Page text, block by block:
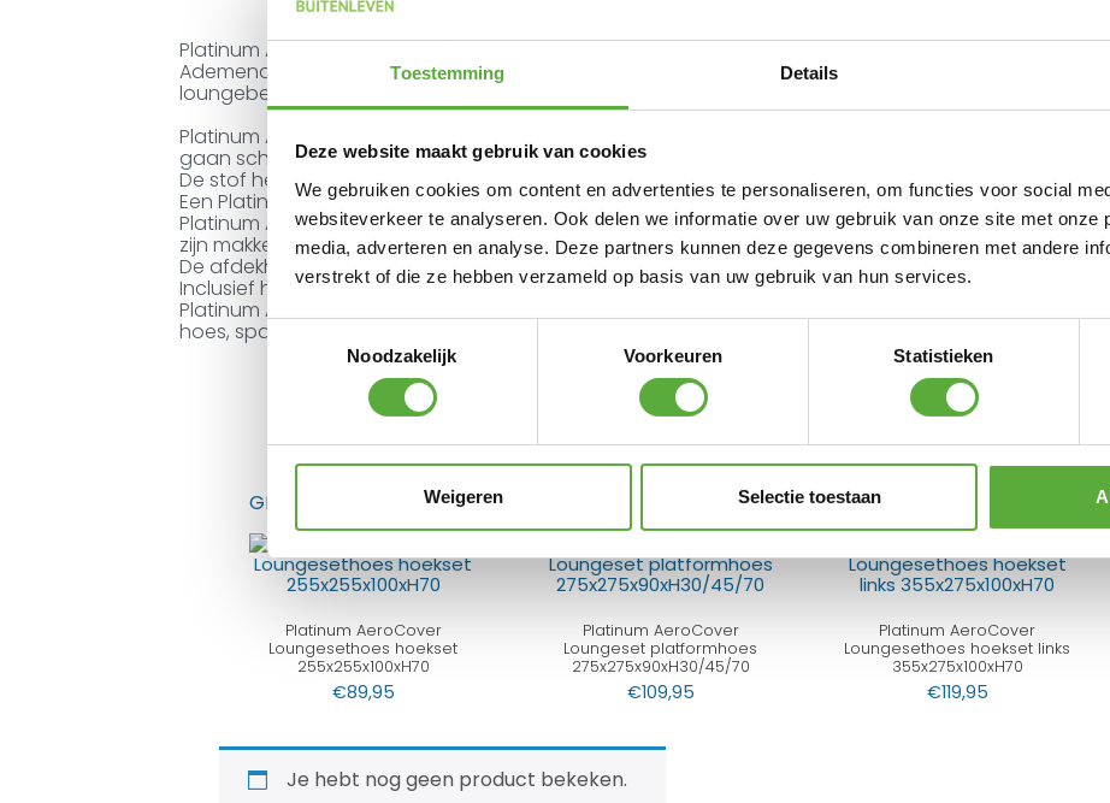
Toestemming Details
Deze website maakt gebruik van cookies
We gebruiken cookies om content en advertenties te personaliseren, om functies voor social
websiteverkeer te analyseren. Ook delen we informatie over uw gebruik van onze site met onze
media, adverteren en analyse. Deze partners kunnen deze gegevens combineren met andere
verstrekt of die ze hebben verzameld op basis van uw gebruik van hun services.
Toestemmingsselectie
Noodzakelijk
Voorkeuren Statistieken
Weigeren Selectie toestaan
Platinum AeroCover loungebedhoes.
Ademende loungebedhoes voor loungebed 210x90x30. O.a. geschikt voor
loungebedden tot een lengte van 210 cm.
Platinum AeroCovers zijn ademend, waterbestendig, reduceren condensvorming en
gaan schimmelvorming tegen.
De stof heeft een hoge kleurechtheid dankzij de door en door geverfde vezels.
Een Platinum AeroCover hoes verlengt de levensduur van uw tuinmeubelen.
Platinum AeroCovers zijn vervaardigd van sterk en lichtgewicht ripstop polyester. Ze
zijn makkelijk hanteerbaar en nemen weinig ruimte in wanneer niet in gebruik.
De afdekhoes is voorzien van rijgkoord met 2 stoppers voor een goede pasvorm.
Inclusief handige opbergtas.
Platinum AeroCover stoffen zijn 100% waterdicht, de naden zijn, net als elke ander
hoes, spatwaterdicht.
GERELATEERDE PRODUCTEN
Platinum AeroCover
Loungesethoes hoekset
255x255x100xH70
€89,95
Platinum AeroCover
Loungeset platformhoes
275x275x90xH30/45/70
€109,95
Platinum AeroCover
Loungesethoes hoekset links
355x275x100xH70
€119,95
Je hebt nog geen product bekeken.